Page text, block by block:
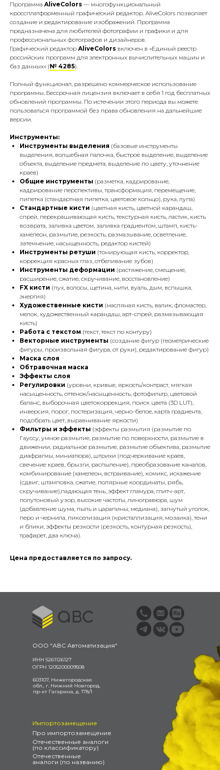
Программа AliveColors — многофункциональный
кроссплатформенный графический редактор. AliveColors позволяет
создание и редактирование изображений. Программа
предназначена для любителей фотографии и графики и для
профессиональных фотографов и дизайнеров.
Графический редактор AliveColors включен в «Единый реестр
российских программ для электронных вычислительных машин и
баз данных» (№ 4285).
Полный функционал, разрешено коммерческое использование
программы. Бессрочная лицензия включает в себя 1 год бесплатных
обновлений программы. По истечении этого периода вы можете
пользоваться программой без права обновления на дальнейшие
версии.
Инструменты:
Инструменты выделения (базовые инструменты
выделения, волшебная палочка, быстрое выделение, выделение
объекта, выделение предмета, выделение по цвету, уточнение
краев)
Общие инструменты (разметка, кадрирование,
кадрирование перспективы, трансформация, перемещение,
пипетка (стандартная пипетка, цветовое кольцо), рука, лупа)
Стандартные кисти (цветная кисть, цветной карандаш,
спрей, перекрашивающая кисть, текстурная кисть, ластик, кисть
возврата, заливка цветом, заливка градиентом, штамп, кисть-
хамелеон, размытие, резкость, размазывание, осветление,
затемнение, насыщенность, редактор кистей)
Инструменты ретуши (тонирующая кисть, корректор,
коррекция красных глаз, отбеливание зубов)
Инструменты деформации (растяжение, смещение,
расширение, сжатие, скручивание, восстановление)
FX кисти (пух, волосы, щетина, нити, вуаль, дым, вспышка,
энергия)
Художественные кисти (масляная кисть, валик, фломастер,
мелок, художественный карандаш, арт-спрей, размазывающая
кисть)
Работа с текстом (текст, текст по контуру)
Векторные инструменты (создание фигур (геометрические
фигуры, произвольная фигура, от руки), редактирование фигур)
Маска слоя
Обтравочная маска
Эффекты слоя
Регулировки (уровни, кривые, яркость/контраст, мягкая
насыщенность, оттенок/насыщенность, фотофильтр, цветовой
баланс, выборочная цветокоррекция, поиск цвета (3D LUT),
инверсия, порог, постеризация, черно-белое, карта градиента,
подобрать цвет, выравнивание яркости)
Фильтры и эффекты (эффекты размытия (размытие по
Гаусcу, умное размытие, размытие по поверхности, размытие в
движении, радиальное размытие, размытие объектива, размытие
диафрагмы, миниатюра), штрихи (подчеркивание краев,
свечение краев, брызги, распыление), преобразование каналов,
комбинирование (хамелеон, встраивание), комикс, искажение
(сдвиг, штамповка, сжатие, полярные координаты, рябь,
скручивание),падающая тень, эффект гламура, глитч-арт,
полутоновый узор, высокие частоты, линогравюра, шум
(добавление шума, пыль и царапины, медиана), загнутый уголок,
перо и чернила, пикселизация (кристаллизация, мозаика), тени
и блики, эффекты резкости (резкость, контурная резкость),
трафарет, два ключа).
Цена предоставляется по запросу.
ИНН 5261126127
ОГРН 1205200009508
ООО "АВС Автоматизация"
603107, Нижегородская
обл., г. Нижний Новгород,
пр-кт Гагарина, д. 178/1
Отечественные
аналоги (по названию)
Про импортозамещение
Импортозамещение
Отечественные аналоги
(по классификатору)